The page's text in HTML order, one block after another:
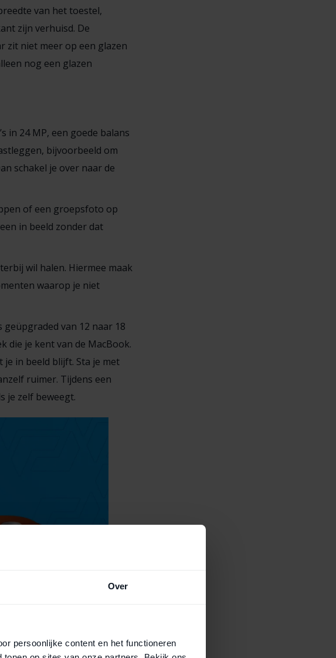
Over
persoonlijke content en het functioneren
van het toestel,
zijn verhuisd. De
zit niet meer op een glazen
nog een glazen
in 24 MP, een goede balans
bijvoorbeeld om
schakel je over naar de
of een groepsfoto op
in beeld zonder dat
wil halen. Hiermee maak
waarop je niet
geüpgraded van 12 naar 18
die je kent van de MacBook.
je in beeld blijft. Sta je met
ruimer. Tijdens een
je zelf beweegt.